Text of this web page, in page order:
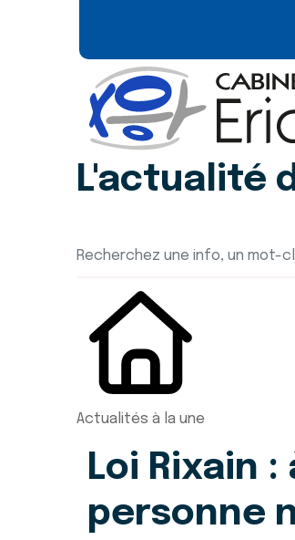
L'actualité
Actualités à la une
Loi Rixain
personne